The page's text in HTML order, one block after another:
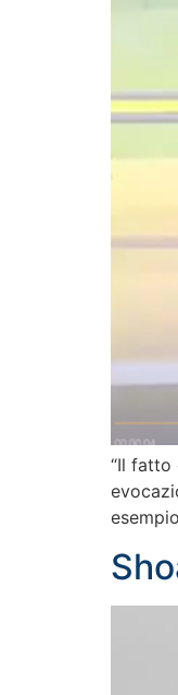
“Il fatto